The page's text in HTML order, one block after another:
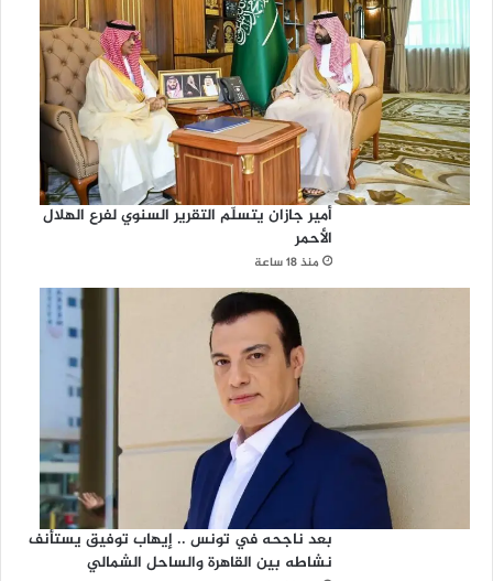
أمير جازان يتسلّم التقرير السنوي لفرع الهلال
الأحمر
منذ 18 ساعة
بعد ناجحه في تونس .. إيهاب توفيق يستأنف
نشاطه بين القاهرة والساحل الشمالي